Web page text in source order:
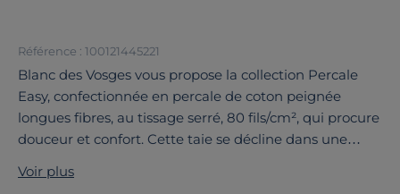
Référence : 100121445221
Blanc des Vosges vous propose la collection Percale
Easy, confectionnée en percale de coton peignée
longues fibres, au tissage serré, 80 fils/cm², qui procure
douceur et confort. Cette taie se décline dans une
les horizons polaires ou les tonalités chaudes des
Voir plus